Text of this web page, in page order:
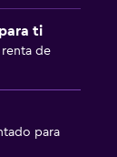
ti
renta de
para